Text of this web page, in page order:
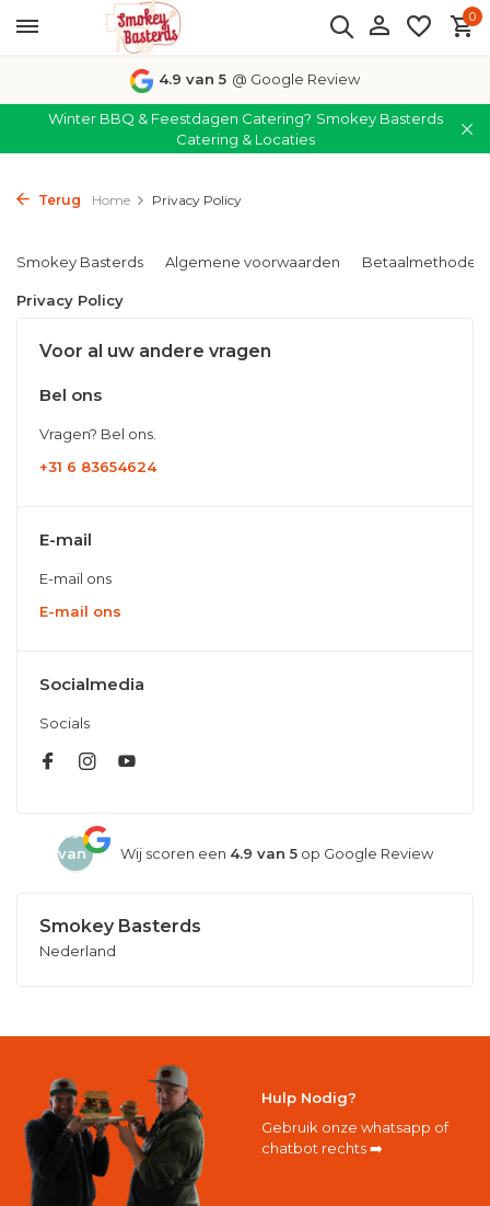
0
4.9 van 5 @ Google Review
Winter BBQ & Feestdagen Catering? Smokey Basterds
Catering & Locaties
Terug Home Privacy Policy
Smokey Basterds Algemene voorwaarden Betaalmethoden
Privacy Policy
Voor al uw andere vragen
Bel ons
Vragen? Bel ons.
+31 6 83654624
E-mail
E-mail ons
E-mail ons
Socialmedia
Socials
4.9
van
5
Wij scoren een 4.9 van 5op Google Review
Smokey Basterds
Nederland
Hulp Nodig?
Gebruik onze whatsapp of
chatbot rechts ➡️